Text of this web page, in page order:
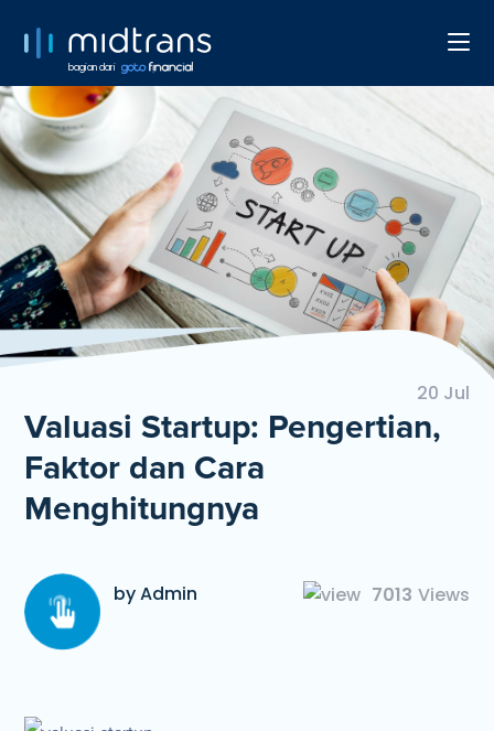
bagian dari
20 Jul
Valuasi Startup: Pengertian,
Faktor dan Cara
Menghitungnya
by Admin 7013 Views